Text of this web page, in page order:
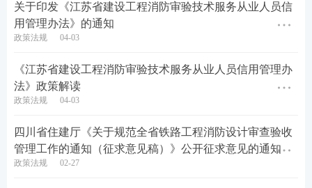
国家数据局综合司
2026年4月23日
(此件主动公开)
原文标题：住房城乡建设部办公厅等关于深入推进建
设项目联合验收“一件事”的实施意见
关于印发《江苏省建设工程消防审验技术服务从业人员信
用管理办法》的通知
政策法规 04-03
《江苏省建设工程消防审验技术服务从业人员信用管理办
法》政策解读
政策法规 04-03
四川省住建厅《关于规范全省铁路工程消防设计审查验收
管理工作的通知（征求意见稿）》公开征求意见的通知
政策法规 02-27